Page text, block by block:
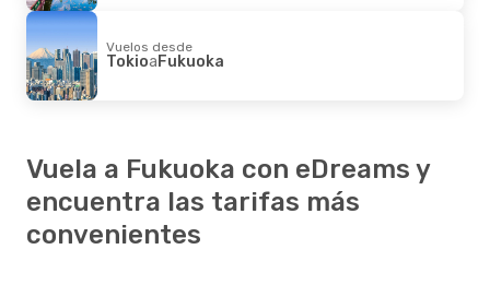
Vuelos desde
TokioaFukuoka
Vuela a Fukuoka con eDreams y
encuentra las tarifas más
convenientes